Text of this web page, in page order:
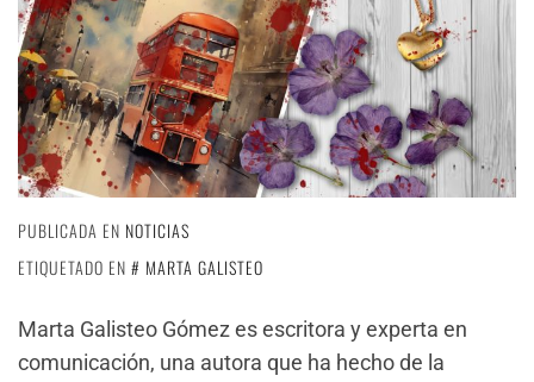
PUBLICADA EN NOTICIAS
ETIQUETADO EN
MARTA GALISTEO
Marta Galisteo Gómez es escritora y experta en
comunicación, una autora que ha hecho de la